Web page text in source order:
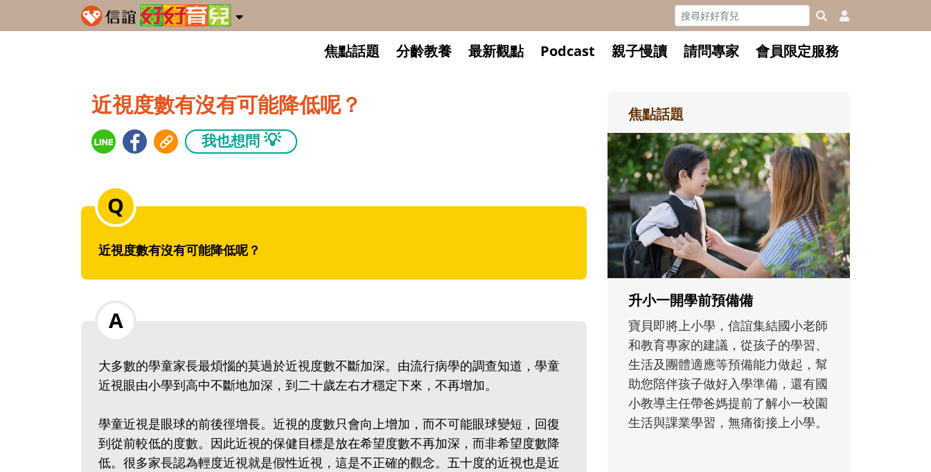
焦點話題 分齡教養 最新觀點 Podcast 親子慢讀 請問專家 會員限定服務
近視度數有沒有可能降低呢？
我也想問 💡
近視度數有沒有可能降低呢？
大多數的學童家長最煩惱的莫過於近視度數不斷加深。由流行病學的調查知道，學童
近視眼由小學到高中不斷地加深，到二十歲左右才穩定下來，不再增加。
學童近視是眼球的前後徑增長。近視的度數只會向上增加，而不可能眼球變短，回復
到從前較低的度數。因此近視的保健目標是放在希望度數不再加深，而非希望度數降
低。很多家長認為輕度近視就是假性近視，這是不正確的觀念。五十度的近視也是近
焦點話題
生活及團體適應等預備能力做起，幫
助您陪伴孩子做好入學準備，還有國
生活與課業學習，無痛銜接上小學。
和孩子一起長大的那個男人│讀
懂父親的不同模樣
沒有人天生就擅長當爸爸！男人總是
在一次次「前所未有」的體驗中，跟
著孩子一起長大。從給予安全感的肢
體遊戲，到獨立自主、角色認同及解
決問題的能力養成。爸爸正嘗試用不
同的模樣，參與孩子每個重要的成長
歷程。